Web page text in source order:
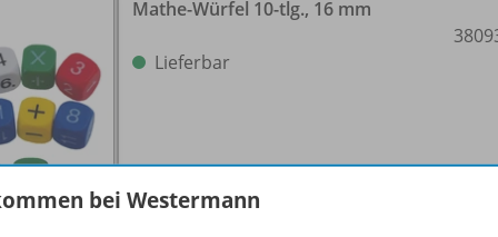
Mathe-Würfel 10-tlg., 16 mm
Lieferbar
bei Westermann